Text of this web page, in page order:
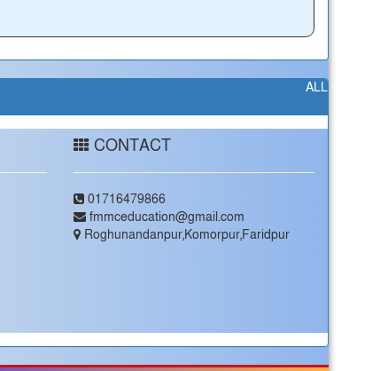
ALL
CONTACT
01716479866
fmmceducation@gmail.com
Roghunandanpur,Komorpur,Faridpur